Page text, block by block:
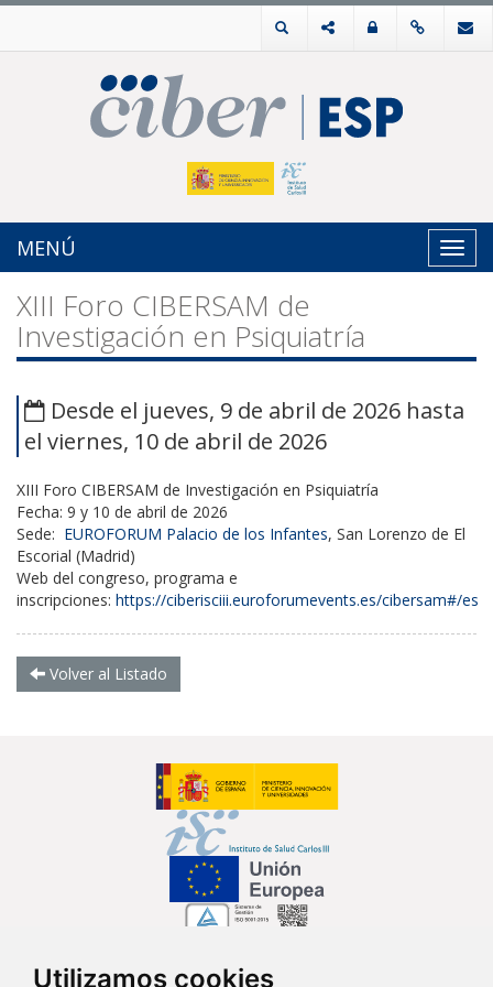
Utilizamos cookies
MENÚ
XIII Foro CIBERSAM de
Investigación en Psiquiatría
Desde el jueves, 9 de abril de 2026 hasta
el viernes, 10 de abril de 2026
XIII Foro CIBERSAM de Investigación en Psiquiatría
Fecha: 9 y 10 de abril de 2026
Sede: EUROFORUM Palacio de los Infantes, San Lorenzo de El
Escorial (Madrid)
Web del congreso, programa e
inscripciones: https://ciberisciii.euroforumevents.es/cibersam#/es
Volver al Listado